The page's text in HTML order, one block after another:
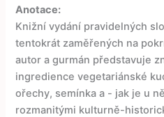
Anotace:
Knižní vydání pravidelných
tentokrát zaměřených na
autor a gurmán představuje
ingredience vegetariánské
ořechy, semínka a - jak je u
rozmanitými kulturně-